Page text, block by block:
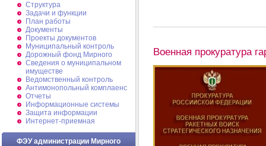
Структура
Задачи и функции
План работы
Документы
Проекты документов
Муниципальный контроль
Дорожный фонд Мирного
Cведения о муниципальном
имуществе
Ведомственный контроль
Антимонопольный комплаенс
Отчеты
Информационные системы
Защита информации
Интернет-приемная
ФЭУ администрации Мирного
Военная прокуратура